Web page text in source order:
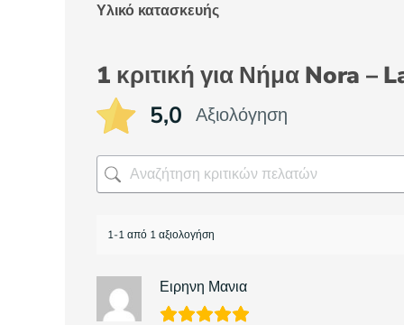
Υλικό κατασκευής
1 κριτική για Νήμα Nora –
5,0 Αξιολόγηση
1-1 από 1 αξιολογήση
Ειρηνη Μανια